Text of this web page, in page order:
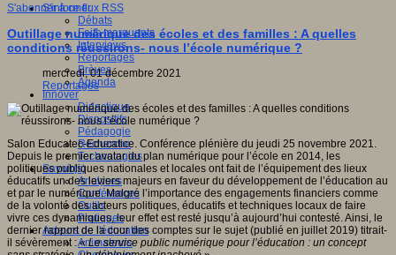
S'informer
Débats
Faits marquants
Interviews
Reportages
Brèves
Agenda
Innover
Didactique
Dispositifs
Pédagogie
Recherche
Technologies
Savoir(s)
Analyses
Conférences
Outils
Pratiques
Acteurs de l'éducation
Animateurs
S'abonner à ce flux RSS
Outillage numérique des écoles et des familles : A quelles
conditions réussirons- nous l’école numérique ?
mercredi, 01 décembre 2021
Reportages
Salon Educatec-Educatice. Conférence plénière du jeudi 25 novembre 2021.
Depuis le premier avatar du plan numérique pour l’école en 2014, les
politiques publiques nationales et locales ont fait de l’équipement des lieux
éducatifs un des leviers majeurs en faveur du développement de l’éducation au
et par le numérique. Malgré l’importance des engagements financiers comme
de la volonté des acteurs politiques, éducatifs et techniques locaux de faire
vivre ces dynamiques, leur effet est resté jusqu’à aujourd’hui contesté. Ainsi, le
dernier rapport de la cour des comptes sur le sujet (publié en juillet 2019) titrait-
il sévèrement : «Le service public numérique pour l’éducation : un concept